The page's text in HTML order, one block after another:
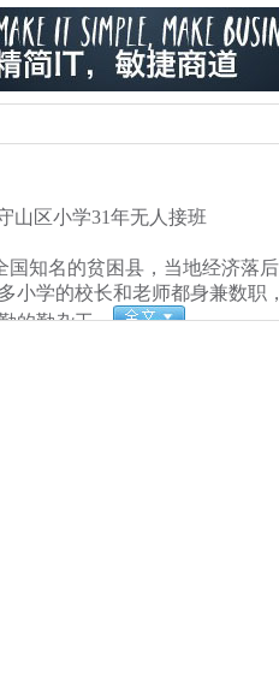
区小学31年无人接班
知名的贫困县，当地经济落后
小学的校长和老师都身兼数职
的勤杂工。